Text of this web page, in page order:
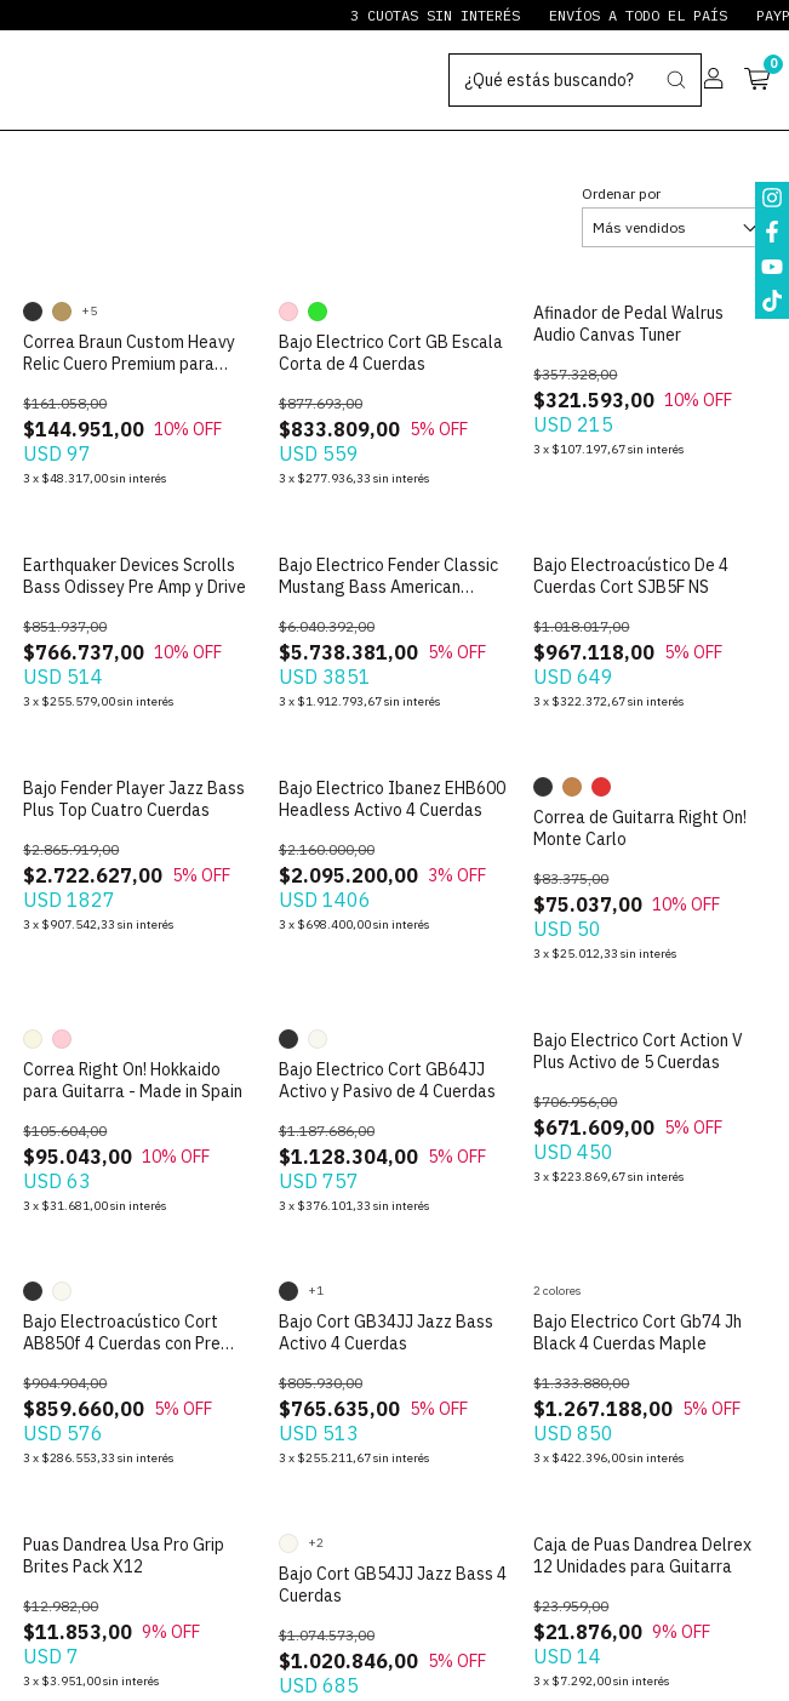
3 CUOTAS SIN INTERÉS ENVÍOS A TODO EL PAÍS PAYPAL
0
Ordenar por
Correa Braun Custom Heavy
Relic Cuero Premium para
$144.951,00
$161.058,00
10% OFF
USD 97
3 x $48.317,00sin interés
+5
Bajo Electrico Cort GB Escala
Corta de 4 Cuerdas
$833.809,00
$877.693,00
5% OFF
USD 559
3 x $277.936,33 sin interés
Afinador de Pedal Walrus
Audio Canvas Tuner
$321.593,00
$357.328,00
10% OFF
USD 215
3 x $107.197,67sin interés
Earthquaker Devices Scrolls
Bass Odissey Pre Amp y Drive
$766.737,00
$851.937,00
10% OFF
USD 514
3 x $255.579,00sin interés
Bajo Electrico Fender Classic
Mustang Bass American
$5.738.381,00
$6.040.392,00
5% OFF
USD 3851
3 x $1.912.793,67sin interés
Bajo Electroacústico De 4
Cuerdas Cort SJB5F NS
$967.118,00
$1.018.017,00
5% OFF
USD 649
3 x $322.372,67sin interés
Bajo Fender Player Jazz Bass
Plus Top Cuatro Cuerdas
$2.722.627,00
$2.865.919,00
5% OFF
USD 1827
3 x $907.542,33 sin interés
Bajo Electrico Ibanez EHB600
Headless Activo 4 Cuerdas
$2.095.200,00
$2.160.000,00
3% OFF
USD 1406
3 x $698.400,00sin interés
Correa de Guitarra Right On!
Monte Carlo
$75.037,00
$83.375,00
10% OFF
USD 50
3 x $25.012,33 sin interés
Correa Right On! Hokkaido
para Guitarra - Made in Spain
$95.043,00
$105.604,00
10% OFF
USD 63
3 x $31.681,00sin interés
Bajo Electrico Cort GB64JJ
Activo y Pasivo de 4 Cuerdas
$1.128.304,00
$1.187.686,00
5% OFF
USD 757
3 x $376.101,33 sin interés
Bajo Electrico Cort Action V
Plus Activo de 5 Cuerdas
$671.609,00
$706.956,00
5% OFF
USD 450
3 x $223.869,67sin interés
Bajo Electroacústico Cort
AB850f 4 Cuerdas con Pre
$859.660,00
$904.904,00
5% OFF
USD 576
3 x $286.553,33 sin interés
Bajo Cort GB34JJ Jazz Bass
Activo 4 Cuerdas
$765.635,00
$805.930,00
5% OFF
USD 513
3 x $255.211,67sin interés
+1
Bajo Electrico Cort Gb74 Jh
Black 4 Cuerdas Maple
$1.267.188,00
$1.333.880,00
5% OFF
USD 850
3 x $422.396,00sin interés
2 colores
Puas Dandrea Usa Pro Grip
Brites Pack X12
$11.853,00
$12.982,00
9% OFF
USD 7
3 x $3.951,00sin interés
Bajo Cort GB54JJ Jazz Bass 4
Cuerdas
$1.020.846,00
$1.074.573,00
5% OFF
USD 685
+2
Caja de Puas Dandrea Delrex
12 Unidades para Guitarra
$21.876,00
$23.959,00
9% OFF
USD 14
3 x $7.292,00sin interés